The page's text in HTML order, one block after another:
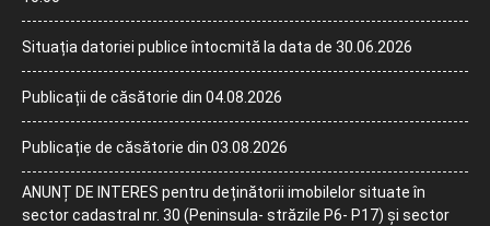
Situația datoriei publice întocmită la data de 30.06.2026
Publicații de căsătorie din 04.08.2026
Publicație de căsătorie din 03.08.2026
ANUNȚ DE INTERES pentru deținătorii imobilelor situate în
sector cadastral nr. 30 (Peninsula- străzile P6- P17) și sector